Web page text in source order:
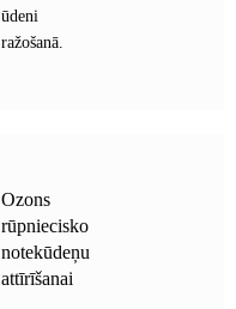
ūdeni
ražošanā.
Ozons
rūpniecisko
notekūdeņu
attīrīšanai